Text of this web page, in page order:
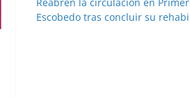
Escobedo tras concluir su